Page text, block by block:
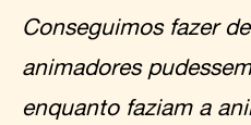
Conseguimos fazer
animadores
enquanto faziam a